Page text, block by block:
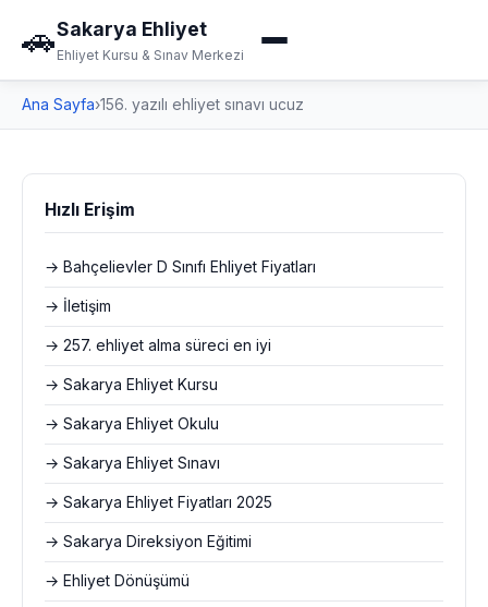
🚗Sakarya Ehliyet
Ehliyet Kursu & Sınav Merkezi
Ana Sayfa›156. yazılı ehliyet sınavı ucuz
Hızlı Erişim
→ Bahçelievler D Sınıfı Ehliyet Fiyatları
→ İletişim
→ 257. ehliyet alma süreci en iyi
→ Sakarya Ehliyet Kursu
→ Sakarya Ehliyet Okulu
→ Sakarya Ehliyet Sınavı
→ Sakarya Ehliyet Fiyatları 2025
→ Sakarya Direksiyon Eğitimi
→ Ehliyet Dönüşümü